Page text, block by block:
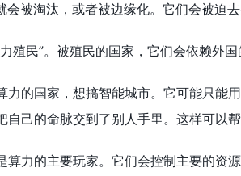
会被淘汰，或者被边缘化。它们会被迫
殖民”。被殖民的国家，它们会依赖外
力的国家，想搞智能城市。它可能只能
自己的命脉交到了别人手里。这样可以
算力的主要玩家。它们会控制主要的资